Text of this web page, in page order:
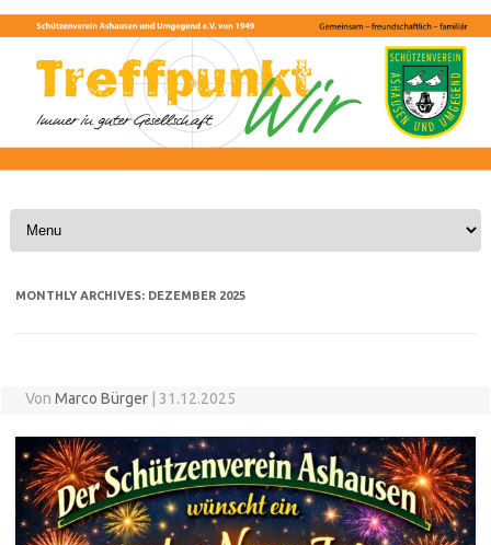
Skip to content
MONTHLY ARCHIVES: DEZEMBER 2025
Von Marco Bürger 31.12.2025